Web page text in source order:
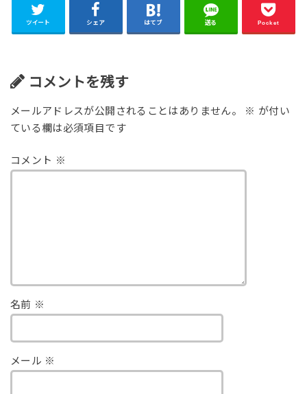
ツイート シェア はてブ 送る Pocket
コメントを残す
メールアドレスが公開されることはありません。 ※ が付い
ている欄は必須項目です
コメント ※
名前 ※
メール ※